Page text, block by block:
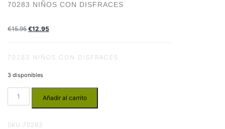
70283 NIÑOS CON DISFRACES
€15.95 €12.95
70283 NIÑOS CON DISFRACES
3 disponibles
Añadir al carrito
SKU: 70283